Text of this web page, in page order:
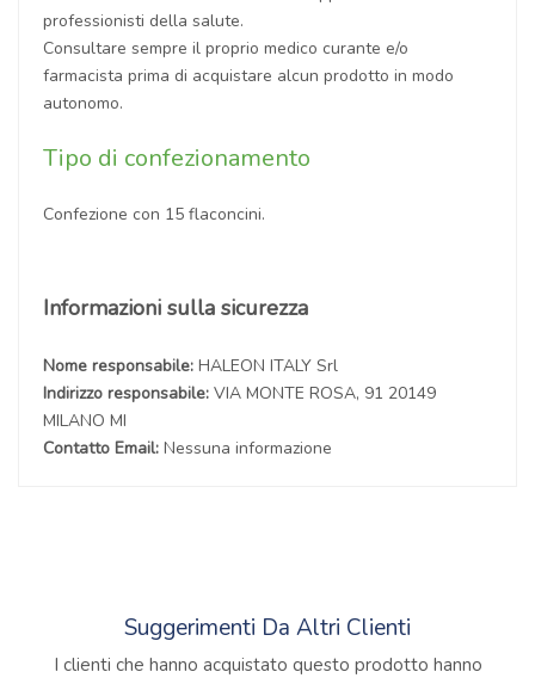
professionisti della salute.
Consultare sempre il proprio medico curante e/o
farmacista prima di acquistare alcun prodotto in modo
autonomo.
Tipo di confezionamento
Confezione con 15 flaconcini.
Informazioni sulla sicurezza
Nome responsabile: HALEON ITALY Srl
Indirizzo responsabile: VIA MONTE ROSA, 91 20149
MILANO MI
Contatto Email: Nessuna informazione
Suggerimenti Da Altri Clienti
I clienti che hanno acquistato questo prodotto hanno